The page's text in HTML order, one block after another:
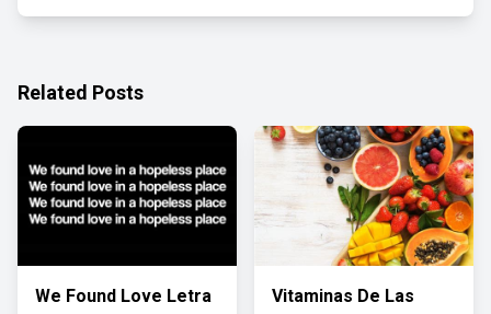
Related Posts
We Found Love Letra
Vitaminas De Las